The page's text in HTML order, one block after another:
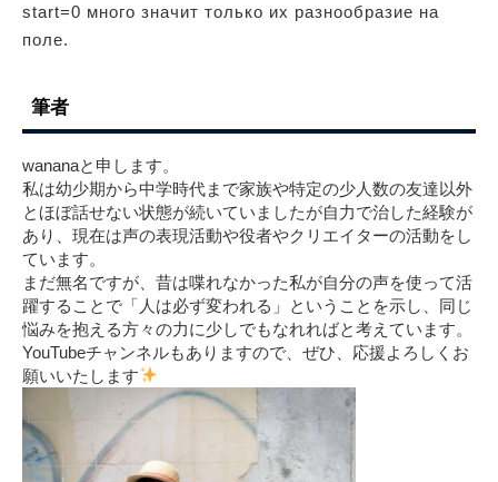
start=0 много значит только их разнообразие на
поле.
筆者
wananaと申します。
私は幼少期から中学時代まで家族や特定の少人数の友達以外
とほぼ話せない状態が続いていましたが自力で治した経験が
あり、現在は声の表現活動や役者やクリエイターの活動をし
ています。
まだ無名ですが、昔は喋れなかった私が自分の声を使って活
躍することで「人は必ず変われる」ということを示し、同じ
悩みを抱える方々の力に少しでもなれればと考えています。
YouTubeチャンネルもありますので、ぜひ、応援よろしくお
願いいたします